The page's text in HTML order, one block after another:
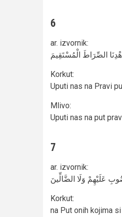
6
ar. izvornik:
الصِّرَاطَ الْمُسْتَقِيمَ
Korkut:
Uputi nas na Pravi
Mlivo:
Uputi nas na put
7
ar. izvornik:
عَلَيْهِمْ وَلَا الضَّالِّينَ
Korkut:
na Put onih kojima